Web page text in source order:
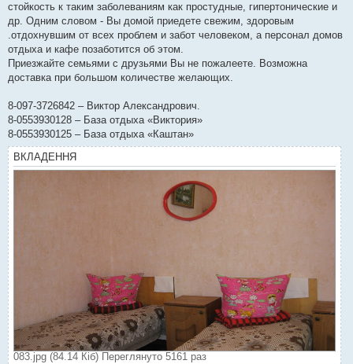
стойкость к таким заболеваниям как простудные, гипертонические и
др. Одним словом - Вы домой приедете свежим, здоровым
.отдохнувшим от всех проблем и забот человеком, а персонал домов
отдыха и кафе позаботится об этом.
Приезжайте семьями с друзьями Вы не пожалеете. Возможна
доставка при большом количестве желающих.
8-097-3726842 – Виктор Александрович.
8-0553930128 – База отдыха «Виктория»
8-0553930125 – База отдыха «Каштан»
ВКЛАДЕННЯ
083.jpg (84.14 Кіб) Переглянуто 5161 раз